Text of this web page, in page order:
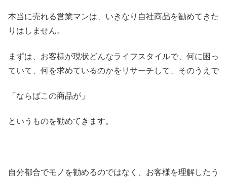
本当に売れる営業マンは、いきなり自社商品を勧めてきた
りはしません。
まずは、お客様が現状どんなライフスタイルで、何に困っ
ていて、何を求めているのかをリサーチして、そのうえで
「ならばこの商品が」
というものを勧めてきます。
自分都合でモノを勧めるのではなく、お客様を理解したう